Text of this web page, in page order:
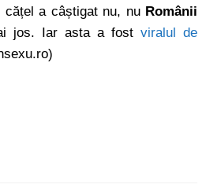
cățel a câștigat nu, nu Românii
jos. Iar asta a fost viralul de